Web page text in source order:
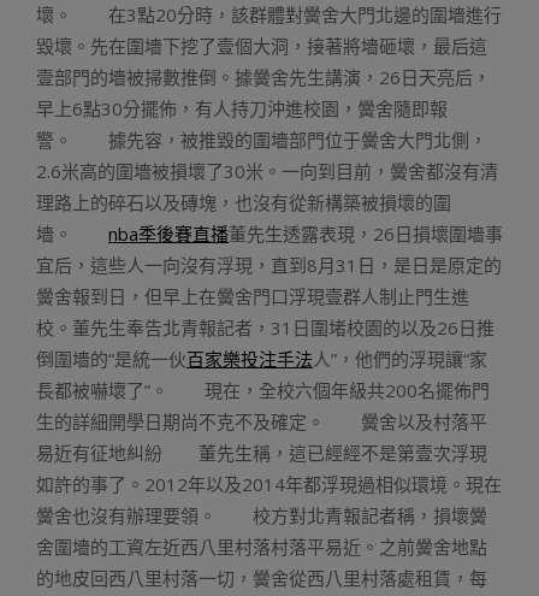
壞。 在3點20分時，該群體對黌舍大門北邊的圍墻進行
毀壞。先在圍墻下挖了壹個大洞，接著將墻砸壞，最后這
壹部門的墻被掃數推倒。據黌舍先生講演，26日天亮后，
早上6點30分擺佈，有人持刀沖進校園，黌舍隨即報
警。 據先容，被推毀的圍墻部門位于黌舍大門北側，
2.6米高的圍墻被損壞了30米。一向到目前，黌舍都沒有清
理路上的碎石以及磚塊，也沒有從新構築被損壞的圍
墻。 nba季後賽直播董先生透露表現，26日損壞圍墻事
宜后，這些人一向沒有浮現，直到8月31日，是日是原定的
黌舍報到日，但早上在黌舍門口浮現壹群人制止門生進
校。董先生奉告北青報記者，31日圍堵校園的以及26日推
倒圍墻的“是統一伙百家樂投注手法人”，他們的浮現讓“家
長都被嚇壞了”。 現在，全校六個年級共200名擺佈門
生的詳細開學日期尚不克不及確定。 黌舍以及村落平
易近有征地糾紛 董先生稱，這已經經不是第壹次浮現
如許的事了。2012年以及2014年都浮現過相似環境。現在
黌舍也沒有辦理要領。 校方對北青報記者稱，損壞黌
舍圍墻的工資左近西八里村落村落平易近。之前黌舍地點
的地皮回西八里村落一切，黌舍從西八里村落處租賃，每